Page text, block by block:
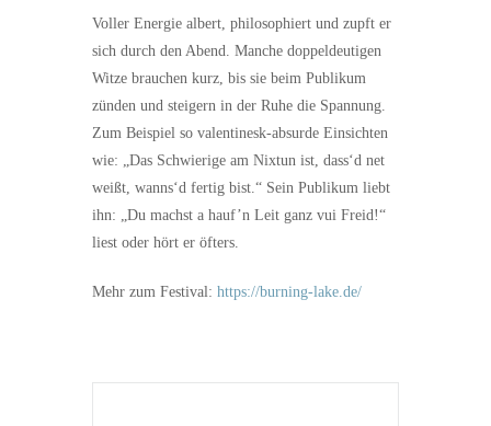
Voller Energie albert, philosophiert und zupft er
sich durch den Abend. Manche doppeldeutigen
Witze brauchen kurz, bis sie beim Publikum
zünden und steigern in der Ruhe die Spannung.
Zum Beispiel so valentinesk-absurde Einsichten
wie: „Das Schwierige am Nixtun ist, dass‘d net
weißt, wanns‘d fertig bist.“ Sein Publikum liebt
ihn: „Du machst a hauf’n Leit ganz vui Freid!“
liest oder hört er öfters.
Mehr zum Festival: https://burning-lake.de/